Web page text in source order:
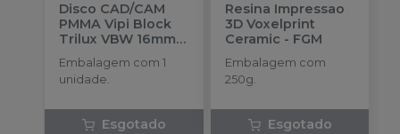
Disco CAD/CAM
PMMA Vipi Block
Trilux VBW 16mm-
VIPI
Embalagem com 1
unidade.
Esgotado
Resina Impressao
3D Voxelprint
Ceramic - FGM
Embalagem com
250g.
Esgotado